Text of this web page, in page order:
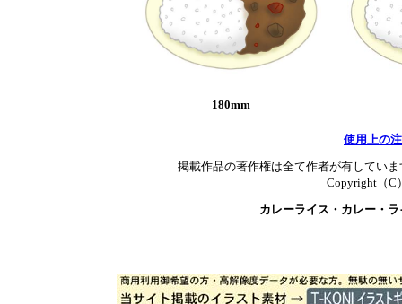
180mm
使用上の
掲載作品の著作権は全て作者が有してい
Copyright（C
カレーライス・カレー・